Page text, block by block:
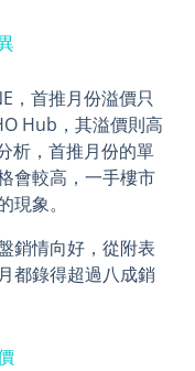
，首推月份溢價只
Hub，其溢價則高
析，首推月份的單
會較高，一手樓市
象。
銷情向好，從附表
都錄得超過八成銷